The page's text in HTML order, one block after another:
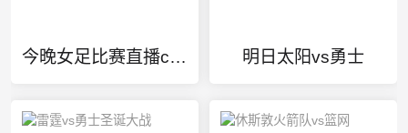
今晚女足比赛直播cctv5 明日太阳vs勇士